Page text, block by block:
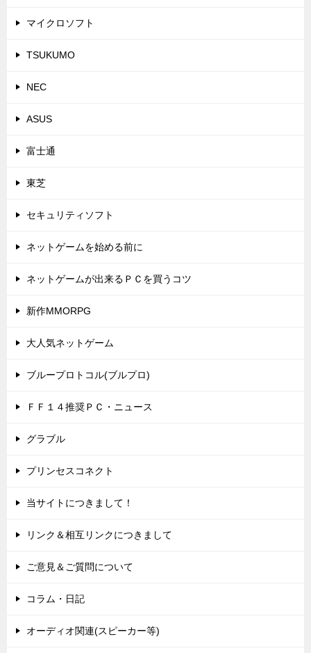
マイクロソフト
TSUKUMO
NEC
ASUS
富士通
東芝
セキュリティソフト
ネットゲームを始める前に
ネットゲームが出来るＰＣを買うコツ
新作MMORPG
大人気ネットゲーム
ブループロトコル(ブルプロ)
ＦＦ１４推奨ＰＣ・ニュース
グラブル
プリンセスコネクト
当サイトにつきまして！
リンク＆相互リンクにつきまして
ご意見＆ご質問について
コラム・日記
オーディオ関連(スピーカー等)